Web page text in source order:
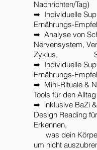
Nachrichten/Tag)
➡ Individuelle
Ernährungs-
➡ Analyse von
Nervensystem,
Zyklus,
➡ Individuelle
Ernährungs-
➡ Mini-Rituale &
Tools für den Alltag
➡ inklusive BaZi
Design Reading
Erkennen,
was dein
um nicht